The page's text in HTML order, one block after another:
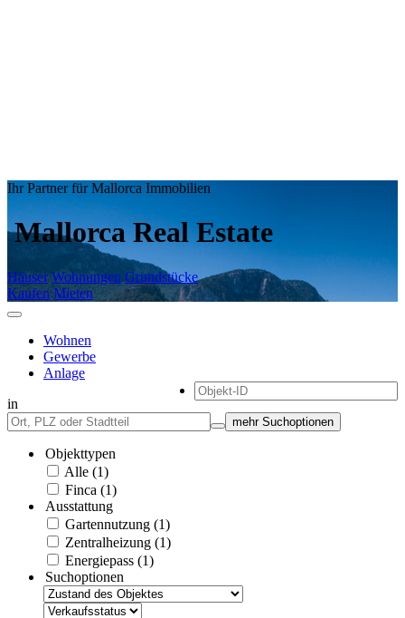
Ihr Partner für Mallorca Immobilien
Mallorca Real Estate
Häuser Wohnungen Grundstücke
Kaufen Mieten
Wohnen
Gewerbe
Anlage
in
mehr Suchoptionen
Objekttypen
Alle (1)
Finca (1)
Ausstattung
Gartennutzung (1)
Zentralheizung (1)
Energiepass (1)
Suchoptionen